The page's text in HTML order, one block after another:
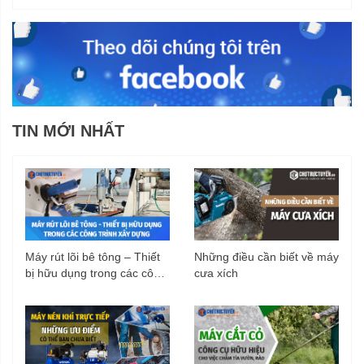
Dây phun áp lực dài, dễ dàng xịt rửa
mọi ngóc ngách
Máy rửa xe Hyundai HD2518-75T được trang bị dây phun
ngách trong khi xịt rửa, làm vệ sinh.
TIN MỚI NHẤT
Máy rút lõi bê tông – Thiết
bị hữu dụng trong các công
Những điều cần biết về máy
cưa xích